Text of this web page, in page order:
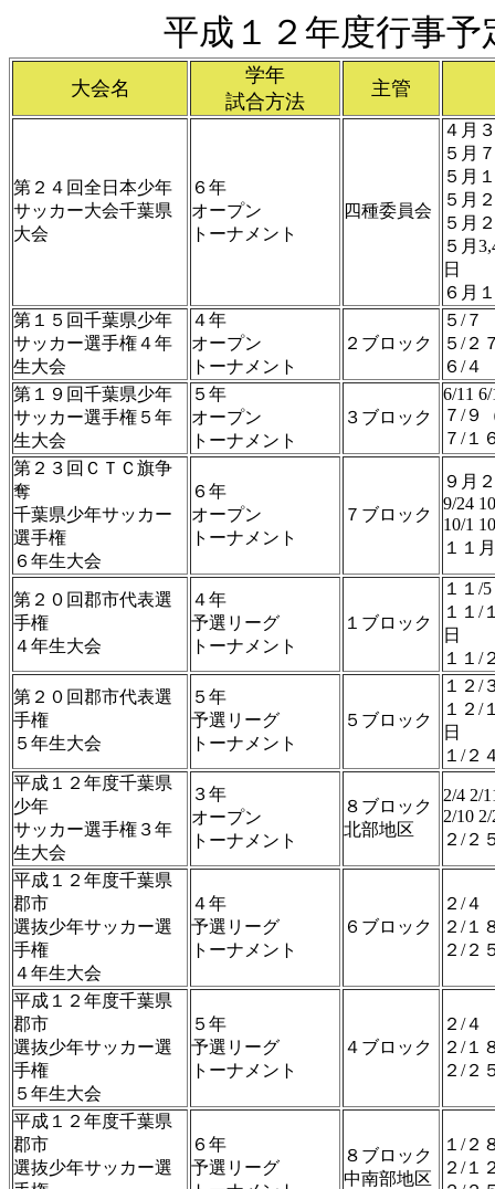
平成１２年度行事予
大会名
学年
試合方法
主管
第２４回全日本少年
サッカー大会千葉県
大会
６年
オープン
トーナメント
四種委員会
４月
５月
５月
５月
５月
５月
日
６月
第１５回千葉県少年
サッカー選手権４年
生大会
４年
オープン
トーナメント
２ブロック
５/
５/
６/
第１９回千葉県少年
サッカー選手権５年
生大会
５年
オープン
トーナメント
３ブロック
6/11
７/９
７/１
第２３回ＣＴＣ旗争
奪
千葉県少年サッカー
選手権
６年生大会
６年
オープン
トーナメント
７ブロック
９月
9/24
10/1
１１
第２０回郡市代表選
手権
４年生大会
４年
予選リーグ
トーナメント
１ブロック
１１/
１１
日
１１/
第２０回郡市代表選
手権
５年生大会
５年
予選リーグ
トーナメント
５ブロック
１２/
１２
日
１/２
平成１２年度千葉県
少年
サッカー選手権３年
生大会
３年
オープン
トーナメント
８ブロック
北部地区
2/4 2/
2/10
２/２
平成１２年度千葉県
郡市
選抜少年サッカー選
手権
４年生大会
４年
予選リーグ
トーナメント
６ブロック
２/
２/１
２/２
平成１２年度千葉県
郡市
選抜少年サッカー選
手権
５年生大会
５年
予選リーグ
トーナメント
４ブロック
２/
２/１
２/２
平成１２年度千葉県
郡市
選抜少年サッカー選
６年
予選リーグ
８ブロック
中南部地区
１/
２/